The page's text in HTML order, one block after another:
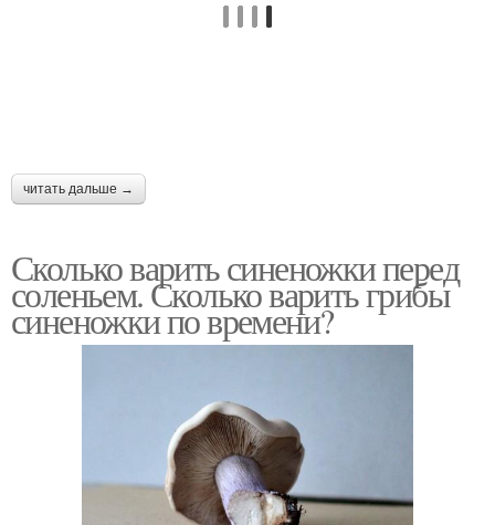
читать дальше →
Сколько варить синеножки перед
соленьем. Сколько варить грибы
синеножки по времени?